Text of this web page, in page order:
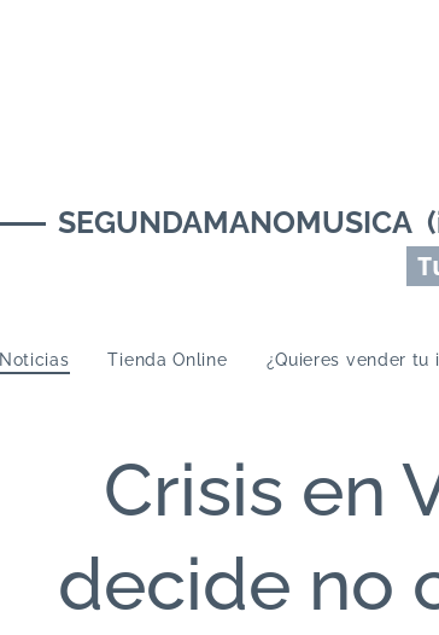
Noticias Tienda Online ¿Quieres vender tu
Crisis en
decide no